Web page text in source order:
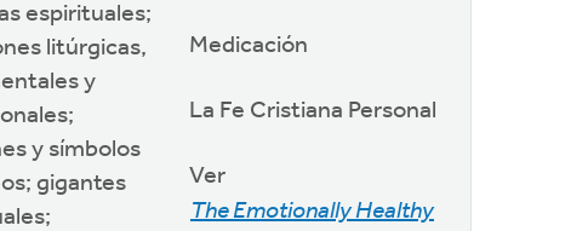
espirituales;
litúrgicas,
y
y símbolos
gigantes
Medicación
La Fe Cristiana Personal
Ver
The Emotionally Healthy